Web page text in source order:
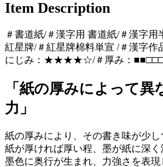
Item Description
＃書道紙/＃漢字用 書道紙/＃漢字用
紅星牌/＃紅星牌棉料単宣 /＃漢字作
にじみ：★★★★☆/＃厚み：
「紙の厚みによって異
力」
紙の厚みにより、その書き味が少し
紙が厚ければ厚い程、墨が紙に深く
墨色に奥行が生まれ、力強さを表現